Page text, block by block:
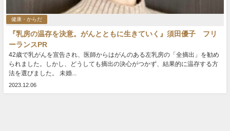
健康・からだ
『乳房の温存を決意。がんとともに生きていく』須田優子 フリ
ーランスPR
42歳で乳がんを宣告され、医師からはがんのある左乳房の「全摘出」を勧め
られました。しかし、どうしても摘出の決心がつかず、結果的に温存する方
法を選びました。 未婚...
2023.12.06